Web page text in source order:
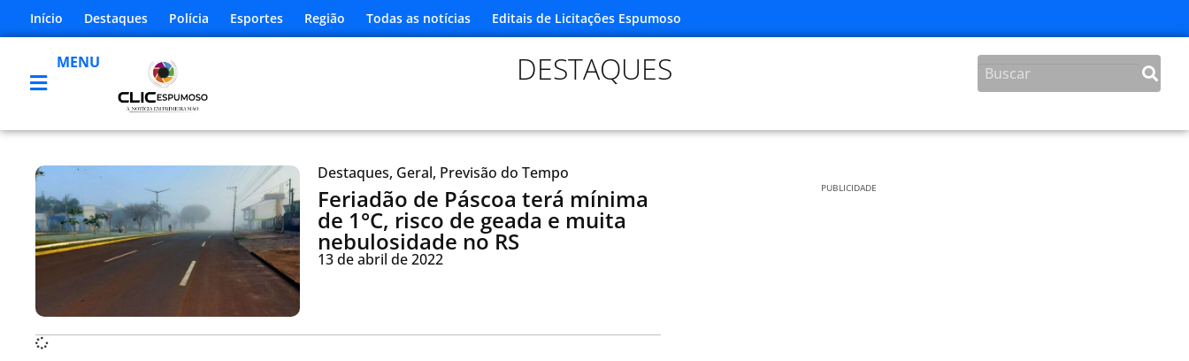
Início Destaques Polícia Esportes Região Todas as notícias Editais de Licitações Espumoso
MENU DESTAQUES
Destaques, Geral, Previsão do Tempo
Feriadão de Páscoa terá mínima
de 1°C, risco de geada e muita
nebulosidade no RS
13 de abril de 2022
PUBLICIDADE